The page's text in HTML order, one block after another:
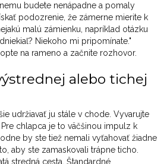
budete nenápadne a pomaly
podozrenie, že zámerne mierite k
malú zámienku, napríklad otázku
Niekoho mi pripomínate."
na rameno a začnite rozhovor.
alebo tichej
udržiavať ju stále v chode. Vyvarujte
chlapca je to väčšinou impulz k
by ste tiež nemali vyťahovať žiadne
aby ste zamaskovali trápne ticho.
stredná cesta. Štandardné